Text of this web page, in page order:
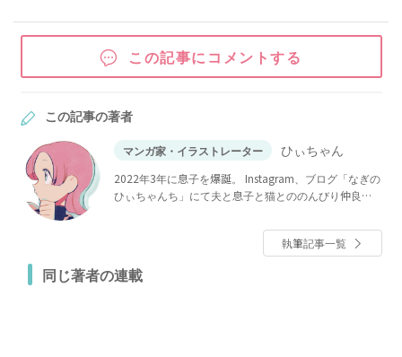
この記事にコメントする
この記事の著者
マンガ家・イラストレーター ひぃちゃん
2022年3年に息子を爆誕。 Instagram、ブログ「なぎの
ひぃちゃんち」にて夫と息子と猫とののんびり仲良し
サーカスご夫妻の日常「団長はいつも全力」連載中。
執筆記事一覧
同じ著者の連載